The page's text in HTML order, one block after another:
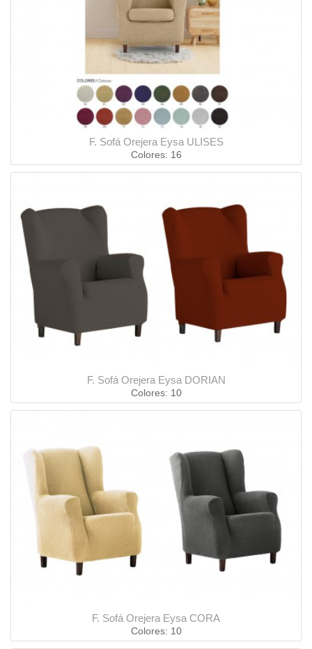
F. Sofá Orejera Eysa ULISES
Colores: 16
F. Sofá Orejera Eysa DORIAN
Colores: 10
F. Sofá Orejera Eysa CORA
Colores: 10